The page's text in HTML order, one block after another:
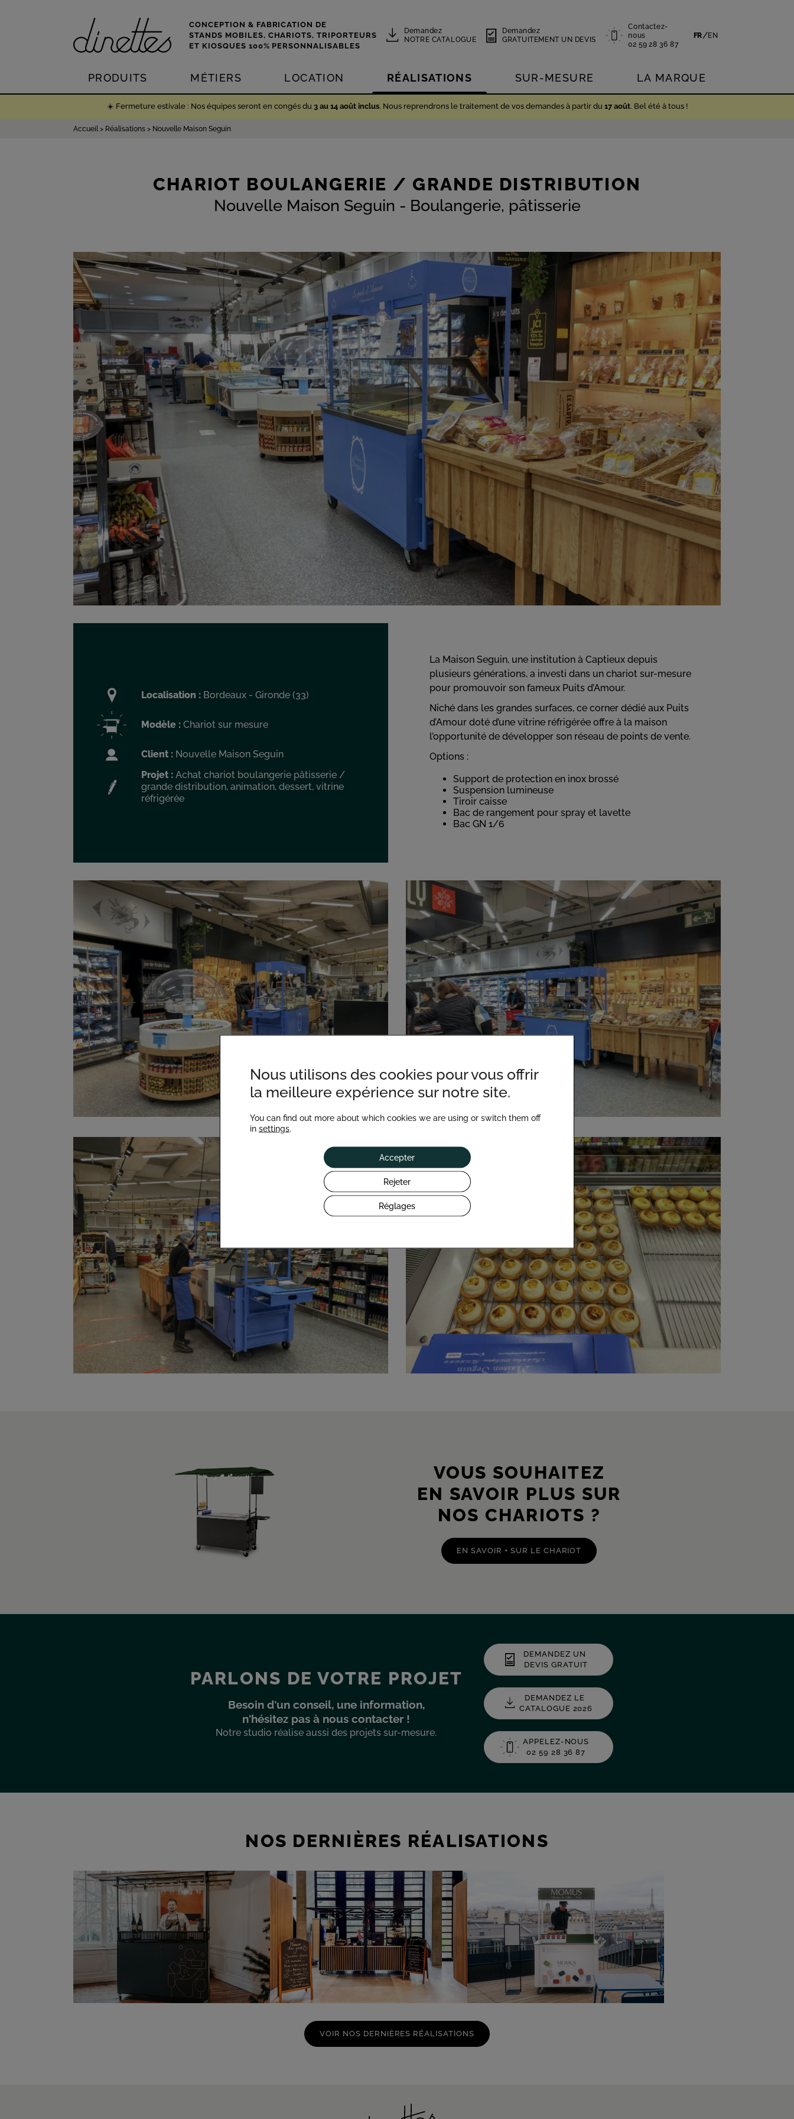
☀️ Fermeture estivale : Nos équipes seront en congés du 3 au 14 août inclus. Nous reprendrons le traitement de vos demandes à partir du 17 août. Bel été à tous !
CONCEPTION & FABRICATION DE
STANDS MOBILES, CHARIOTS, TRIPORTEURS
ET KIOSQUES 100% PERSONNALISABLES
Demandez
NOTRE CATALOGUE
Demandez
GRATUITEMENT UN DEVIS
Contactez-
nous
02 59 28 36 87
FR/EN
PRODUITS MÉTIERS LOCATION RÉALISATIONS SUR-MESURE LA MARQUE
Accueil> Réalisations > Nouvelle Maison Seguin
CHARIOT BOULANGERIE / GRANDE DISTRIBUTION
Nouvelle Maison Seguin - Boulangerie, pâtisserie
Localisation : Bordeaux - Gironde (33)
Modèle : Chariot sur mesure
Client : Nouvelle Maison Seguin
Projet : Achat chariot boulangerie pâtisserie /
grande distribution, animation, dessert, vitrine
réfrigérée
La Maison Seguin, une institution à Captieux depuis
plusieurs générations, a investi dans un chariot sur-mesure
pour promouvoir son fameux Puits d’Amour.
Niché dans les grandes surfaces, ce corner dédié aux Puits
d’Amour doté d’une vitrine réfrigérée offre à la maison
l’opportunité de développer son réseau de points de vente.
Options :
Support de protection en inox brossé
Suspension lumineuse
Tiroir caisse
Bac de rangement pour spray et lavette
Bac GN 1/6
VOUS SOUHAITEZ
EN SAVOIR PLUS SUR
NOS CHARIOTS ?
EN SAVOIR + SUR LE CHARIOT
PARLONS DE VOTRE PROJET
Besoin d'un conseil, une information,
n'hésitez pas à nous contacter !
Notre studio réalise aussi des projets sur-mesure.
DEMANDEZ UN
DEVIS GRATUIT
DEMANDEZ LE
CATALOGUE 2026
APPELEZ-NOUS
02 59 28 36 87
NOS DERNIÈRES RÉALISATIONS
VOIR NOS DERNIÈRES RÉALISATIONS
Nous utilisons des cookies pour vous offrir
la meilleure expérience sur notre site.
You can find out more about which cookies we are using or switch them off
in settings
Accepter
Rejeter
Réglages